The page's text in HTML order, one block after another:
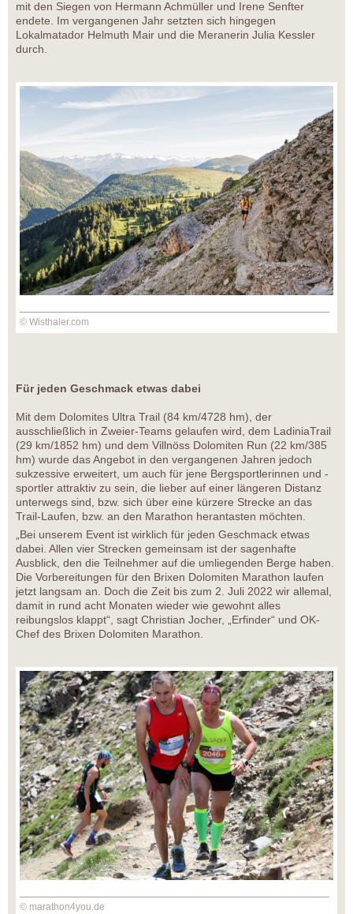
mit den Siegen von Hermann Achmüller und Irene Senfter
endete. Im vergangenen Jahr setzten sich hingegen
Lokalmatador Helmuth Mair und die Meranerin Julia Kessler
durch.
© Wisthaler.com
Für jeden Geschmack etwas dabei
Mit dem Dolomites Ultra Trail (84 km/4728 hm), der
ausschließlich in Zweier-Teams gelaufen wird, dem LadiniaTrail
(29 km/1852 hm) und dem Villnöss Dolomiten Run (22 km/385
hm) wurde das Angebot in den vergangenen Jahren jedoch
sukzessive erweitert, um auch für jene Bergsportlerinnen und -
sportler attraktiv zu sein, die lieber auf einer längeren Distanz
unterwegs sind, bzw. sich über eine kürzere Strecke an das
Trail-Laufen, bzw. an den Marathon herantasten möchten.
„Bei unserem Event ist wirklich für jeden Geschmack etwas
dabei. Allen vier Strecken gemeinsam ist der sagenhafte
Ausblick, den die Teilnehmer auf die umliegenden Berge haben.
Die Vorbereitungen für den Brixen Dolomiten Marathon laufen
jetzt langsam an. Doch die Zeit bis zum 2. Juli 2022 wir allemal,
damit in rund acht Monaten wieder wie gewohnt alles
reibungslos klappt“, sagt Christian Jocher, „Erfinder“ und OK-
Chef des Brixen Dolomiten Marathon.
© marathon4you.de